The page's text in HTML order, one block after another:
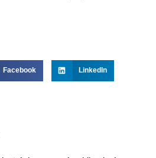
Facebook LinkedIn